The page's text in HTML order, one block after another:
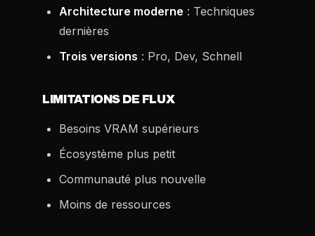
Architecture moderne : Techniques
dernières
Trois versions : Pro, Dev, Schnell
LIMITATIONS DE FLUX
Besoins VRAM supérieurs
Écosystème plus petit
Communauté plus nouvelle
Moins de ressources